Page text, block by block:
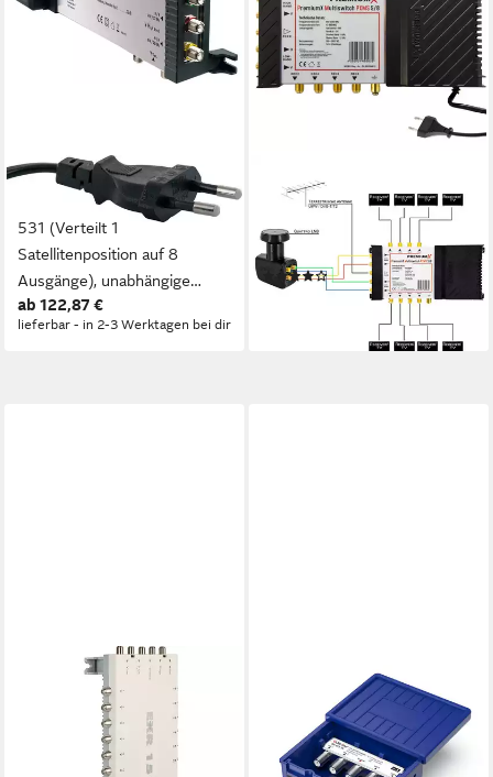
SCHWAIGER
SAT-Multischalter SEW4058
531 (Verteilt 1
Satellitenposition auf 8
Ausgänge), unabhängige
Programmvielfalt für alle
Teilnehmer
ab 122,87 €
lieferbar - in 2-3 Werktagen bei dir
PREMIUMX
SAT-Multischalter
Multischalter PXMS 5/8 mit
Netzteil Quattro LNB 0,1 dB
(1)